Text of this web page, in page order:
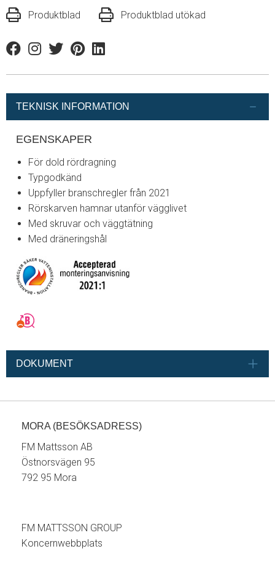
Produktblad Produktblad utökad
FacebookInstagram
TwitterPinterestLinkedin
TEKNISK INFORMATION
EGENSKAPER
För dold rördragning
Typgodkänd
Uppfyller branschregler från 2021
Rörskarven hamnar utanför vägglivet
Med skruvar och väggtätning
Med dräneringshål
DOKUMENT
MORA (BESÖKSADRESS)
FM Mattsson AB
Östnorsvägen 95
792 95 Mora
FM MATTSSON GROUP
Koncernwebbplats